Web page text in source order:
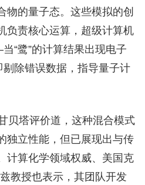
物的量子态。这些模拟的创
负责核心运算，超级计算机
“鹭”的计算结果出现电子
剔除错误数据，指导量子计
贝塔评价道，这种混合模式
独立性能，但已展现出与传
计算化学领域权威、美国克
教授也表示，其团队开发